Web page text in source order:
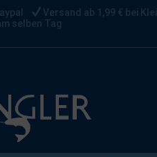
Versand ab 1,99 € bei
selben Tag